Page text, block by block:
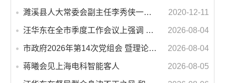
濉溪县人大常委会副主任李秀侠一行调研城乡客运一体化和治超工作 2020-12-11
汪华东在全市季度工作会议上强调 锚定打好“三仗”任务和年度预期目标不动摇 在全市上下掀起比学赶超争先进位的攻坚热潮 2026-08-04
市政府2026年第14次党组会 暨理论学习中心组学习会议召开 蒋曦主持会议并讲话 2026-08-04
蒋曦会见上海电科智能客人 2026-08-05